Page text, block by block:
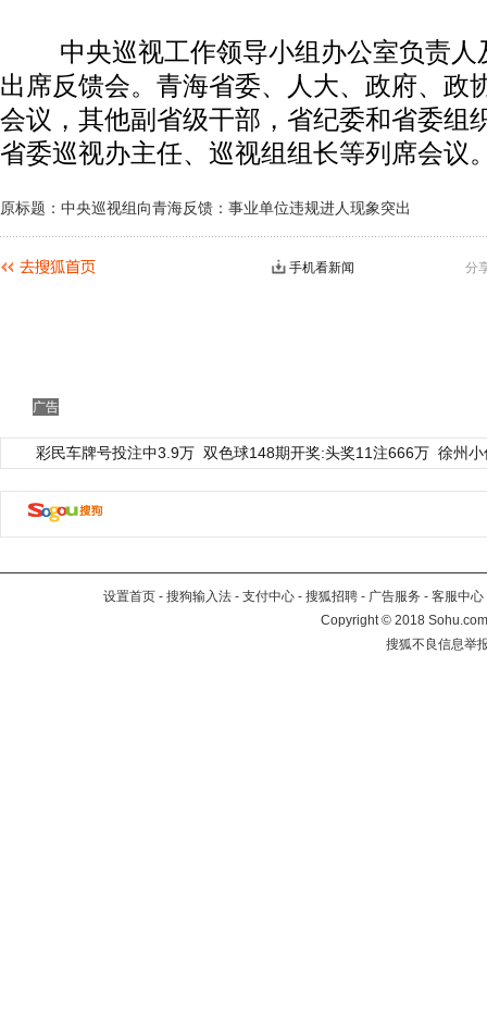
中央巡视工作领导小组办公室负责人
出席反馈会。青海省委、人大、政府、政
会议，其他副省级干部，省纪委和省委组
省委巡视办主任、巡视组组长等列席会议
原标题：中央巡视组向青海反馈：事业单位违规进人现象突出
分
手机看新闻
广告
彩民车牌号投注中3.9万 双色球148期开奖:头奖11注666万 徐州
设置首页 - 搜狗输入法 - 支付中心 - 搜狐招聘 - 广告服务 - 客服中心
Copyright©2018
搜狐不良信息举